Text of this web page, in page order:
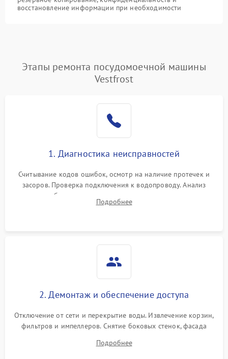
восстановление информации при необходимости
Этапы ремонта посудомоечной машины
Vestfrost
1. Диагностика неисправностей
Считывание кодов ошибок, осмотр на наличие протечек и
засоров. Проверка подключения к водопроводу. Анализ
жалоб на отсутствие слива, нагрева, вращения
разбрызгивателей или срабатывание системы защиты
Подробнее
2. Демонтаж и обеспечение доступа
Отключение от сети и перекрытие воды. Извлечение корзин,
фильтров и импеллеров. Снятие боковых стенок, фасада
циркуляционному насосу, ТЭНу и сливной помпе.
Подробнее